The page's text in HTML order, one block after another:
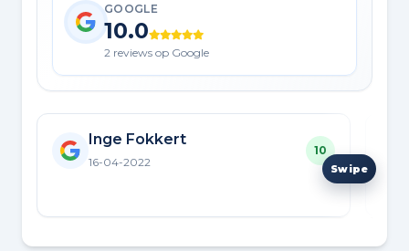
GOOGLE
10.0
2 reviews op Google
Inge Fokkert
16-04-2022
10